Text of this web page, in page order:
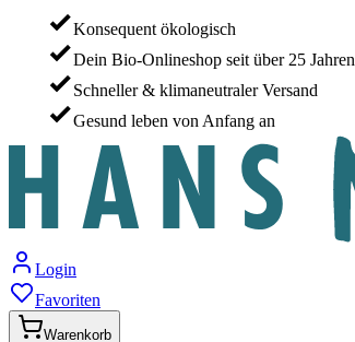
Konsequent ökologisch
Dein Bio-Onlineshop seit über 25 Jahren
Schneller & klimaneutraler Versand
Gesund leben von Anfang an
Login
Favoriten
Warenkorb